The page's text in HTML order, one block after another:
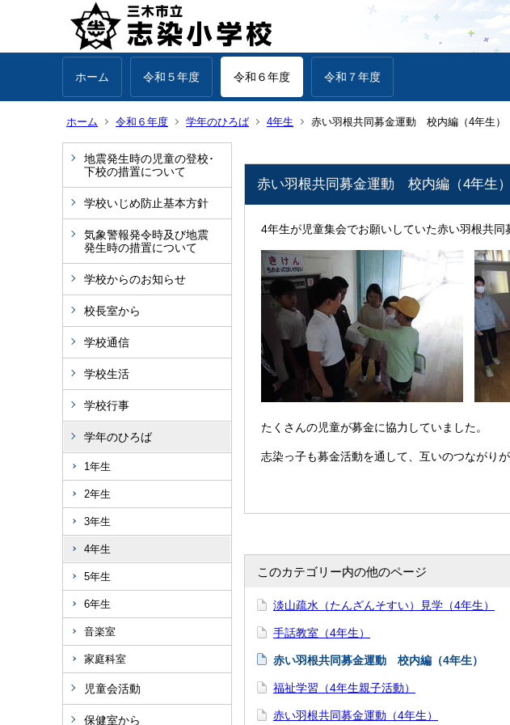
ホーム 令和５年度 令和６年度 令和７年度
ホーム 令和６年度 学年のひろば 4年生 赤い羽根共同募金運動 校内編（4年生）
地震発生時の児童の登校･
下校の措置について
学校いじめ防止基本方針
気象警報発令時及び地震
発生時の措置について
学校からのお知らせ
校長室から
学校通信
学校生活
学校行事
学年のひろば
1年生
2年生
3年生
4年生
5年生
6年生
音楽室
家庭科室
児童会活動
保健室から
赤い羽根共同募金運動 校内編（4年生）
4年生が児童集会でお願いしていた赤い羽根共同
たくさんの児童が募金に協力していました。
志染っ子も募金活動を通して、互いのつながり
このカテゴリー内の他のページ
淡山疏水（たんざんそすい）見学（4年生）
手話教室（4年生）
赤い羽根共同募金運動 校内編（4年生）
福祉学習（4年生親子活動）
赤い羽根共同募金運動（4年生）